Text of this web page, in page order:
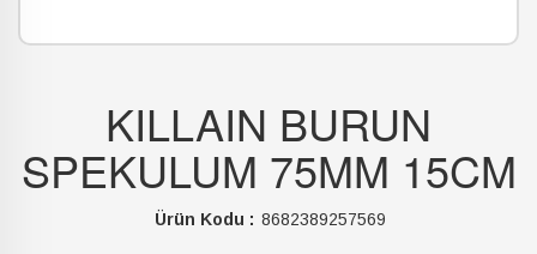
KILLAIN BURUN
SPEKULUM 75MM 15CM
Ürün Kodu : 8682389257569